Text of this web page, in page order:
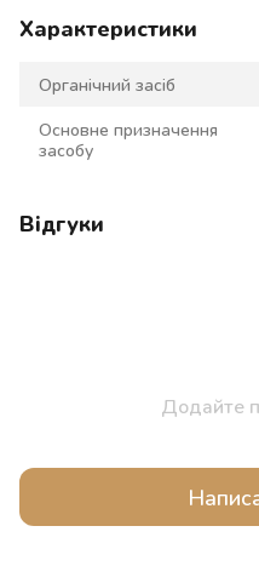
Характеристики
Органічний засіб
Основне призначення
засобу
Відгуки
Додайте